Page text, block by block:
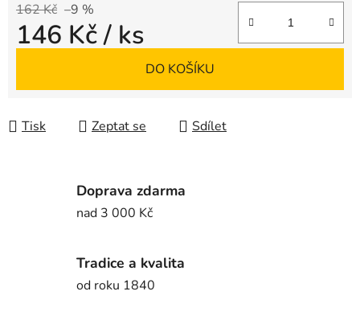
162 Kč –9 %
146 Kč/ ks
DO KOŠÍKU
Tisk Zeptat se Sdílet
Doprava zdarma
nad 3 000 Kč
Tradice a kvalita
od roku 1840